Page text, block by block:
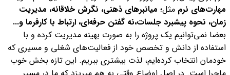
مهارت‌های نرم مثل؛ میانبرهای ذهنی، نگرش خلاقانه، مدیریت
زمان، نحوه پیشبرد جلسات،نه گفتن حرفه‌ای، ارتباط با کارفرما و...
بعضا نمی‌توانیم یک پروژه را به صورت بهینه مدیریت کرده و با
استفاده از دانش و تخصص خود از فعالیت‌های شغلی و مسیری که
خودمان انتخاب کرده‌ایم، لذت بیشتری ببریم. این تازه بخش خوب